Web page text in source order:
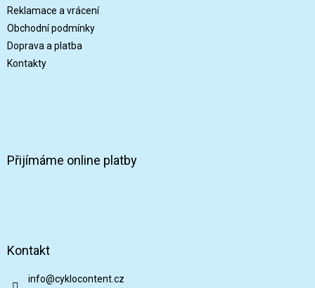
Reklamace a vrácení
Obchodní podmínky
Doprava a platba
Kontakty
Přijímáme online platby
Kontakt
info@cyklocontent.cz